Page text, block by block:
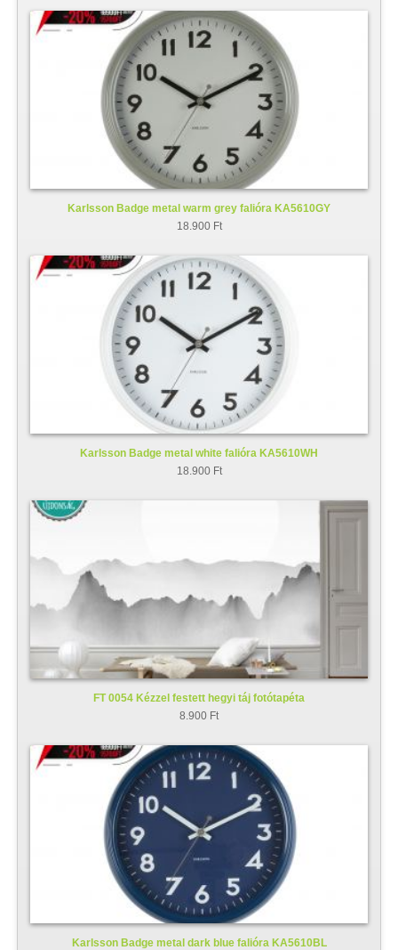
Karlsson Badge metal warm grey falióra KA5610GY
18.900 Ft
Karlsson Badge metal white falióra KA5610WH
18.900 Ft
FT 0054 Kézzel festett hegyi táj fotótapéta
8.900 Ft
Karlsson Badge metal dark blue falióra KA5610BL